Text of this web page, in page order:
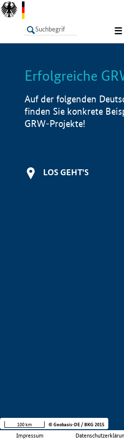
LISTE
Erfolgreiche
Auf der folgenden
finden Sie konkrete
GRW-Projekte!
LOS GEHT'S
Impressum
100 km © Geobasis-DE / BKG 2015